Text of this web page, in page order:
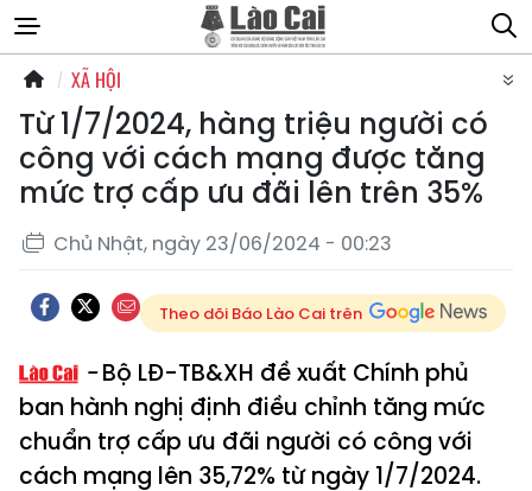
XÃ HỘI
Từ 1/7/2024, hàng triệu người có
công với cách mạng được tăng
mức trợ cấp ưu đãi lên trên 35%
Chủ Nhật, ngày 23/06/2024 - 00:23
Theo dõi Báo Lào Cai trên
Bộ LĐ-TB&XH đề xuất Chính phủ
ban hành nghị định điều chỉnh tăng mức
chuẩn trợ cấp ưu đãi người có công với
cách mạng lên 35,72% từ ngày 1/7/2024.